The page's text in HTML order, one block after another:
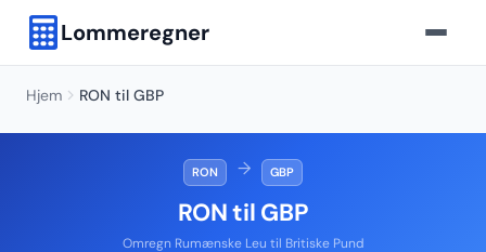
Lommeregner
Hjem RON til GBP
RON → GBP
RON til GBP
Omregn Rumænske Leu til Britiske Pund